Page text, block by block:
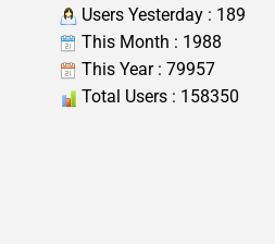
Users Yesterday : 189
This Month : 1988
This Year : 79957
Total Users : 158350